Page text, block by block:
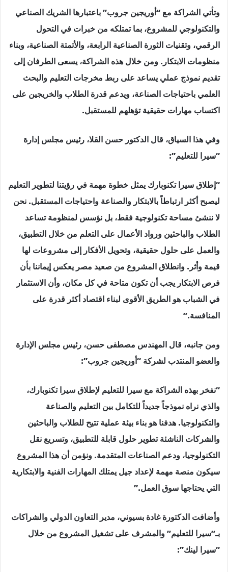
وتأتي الشراكة مع “أوريجين جروب” باعتبارها الشريك الصناعي
والتكنولوجي للمشروع، بما تمتلكه من خبرات في التحول
الرقمي، وتقنيات الثورة الصناعية الرابعة، والأتمتة الصناعية، وبناء
منظومات الابتكار. ومن خلال هذه الشراكة، يسعى الطرفان إلى
تقديم نموذج عملي يساعد على ربط مخرجات التعليم والبحث
العلمي باحتياجات الصناعة، ويدعم قدرة الطلاب والخريجين على
اكتساب مهارات حقيقية تؤهلهم للمستقبل.
وفي هذا السياق، قال الدكتور حسن القلا، رئيس مجلس إدارة
“سيرا للتعليم”:
“إطلاق سيرا تكنوبارك يمثل خطوة مهمة في رؤيتنا لتطوير التعليم
ليصبح أكثر ارتباطاً بالابتكار والصناعة واحتياجات المستقبل. نحن
لا ننشئ مساحة تكنولوجية فقط، بل نؤسس لمنظومة تساعد
الطلاب والباحثين ورواد الأعمال على التعلم من خلال التطبيق،
والعمل على حلول حقيقية، وتحويل الأفكار إلى مشروعات لها
قيمة وأثر. وانطلاق المشروع من صعيد مصر يعكس إيماننا بأن
فرص الابتكار يجب أن تكون متاحة في كل مكان، وأن الاستثمار
في الشباب هو الطريق الأقوى لبناء اقتصاد أكثر قدرة على
المنافسة.”
ومن جانبه، قال المهندس مصطفى حسن، رئيس مجلس الإدارة
والعضو المنتدب لشركة “أوريجين جروب”:
“نفخر بهذه الشراكة مع سيرا للتعليم لإطلاق سيرا تكنوبارك،
والذي نراه نموذجاً جديداً للتكامل بين التعليم والصناعة
والتكنولوجيا. هدفنا هو بناء بيئة عملية تتيح للطلاب والباحثين
والشركات الناشئة تطوير حلول قابلة للتطبيق، وتسريع نقل
التكنولوجيا، ودعم الصناعات المتقدمة. ونؤمن أن هذا المشروع
سيكون منصة مهمة لإعداد جيل يمتلك المهارات الفنية والابتكارية
التي يحتاجها سوق العمل.”
وأضافت الدكتورة غادة بسيوني، مدير التعاون الدولي والشراكات
بـ”سيرا للتعليم” والمشرف على تشغيل المشروع من خلال
“سيرا لينك”: